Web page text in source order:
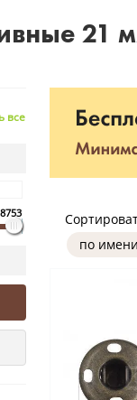
21
все
8753
по имени